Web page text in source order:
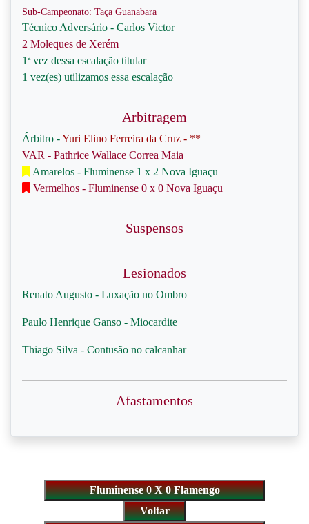
Sub-Campeonato: Taça Guanabara
Técnico Adversário - Carlos Victor
2 Moleques de Xerém
1ª vez dessa escalação titular
1 vez(es) utilizamos essa escalação
Arbitragem
Árbitro -Yuri Elino Ferreira da Cruz - **
VAR - Pathrice Wallace Correa Maia
Amarelos - Fluminense 1 x 2 Nova Iguaçu
Vermelhos - Fluminense 0 x 0 Nova Iguaçu
Suspensos
Lesionados
Renato Augusto - Luxação no Ombro
Paulo Henrique Ganso - Miocardite
Thiago Silva - Contusão no calcanhar
Afastamentos